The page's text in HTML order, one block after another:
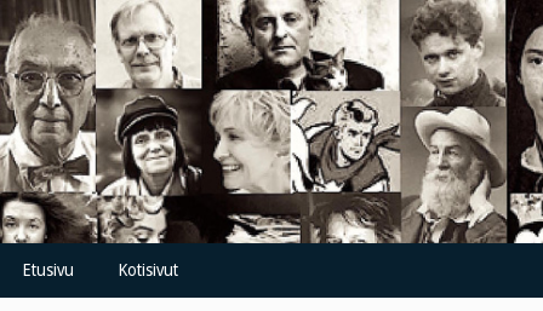
Skip
to
content
Etusivu Kotisivut